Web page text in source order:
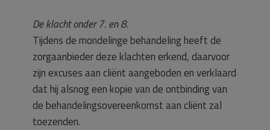
De klacht onder 7. en 8.
Tijdens de mondelinge behandeling heeft de
zorgaanbieder deze klachten erkend, daarvoor
zijn excuses aan cliënt aangeboden en verklaard
dat hij alsnog een kopie van de ontbinding van
de behandelingsovereenkomst aan cliënt zal
toezenden.